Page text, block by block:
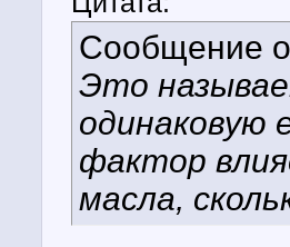
Сообщение
Это
одинаковую
фактор
масла,